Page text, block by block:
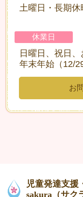
土曜日・長期
休業日
日曜日、祝日、
年末年始（12/
お
児童発達支援
sakura （サク